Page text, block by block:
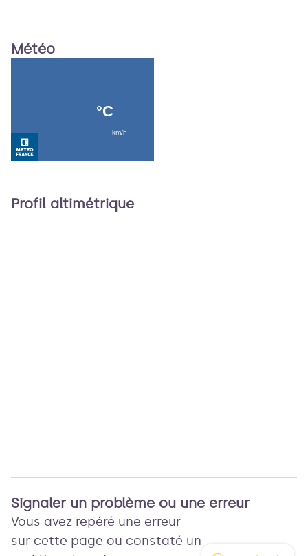
Météo
Profil altimétrique
Signaler un problème ou une erreur
Vous avez repéré une erreur
sur cette page ou constaté un